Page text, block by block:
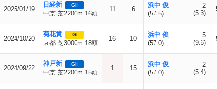
2025/01/19
日経新 GII
中京 芝2200m 16頭
11 6
浜中 俊
(57.5)
2
(5.3)
2024/10/20
菊花賞 GI
京都 芝3000m 18頭
16 10
浜中 俊
(57.0)
5
(9.6)
2024/09/22
神戸新 GII
中京 芝2200m 15頭
1 15
浜中 俊
(57.0)
2
(5.4)